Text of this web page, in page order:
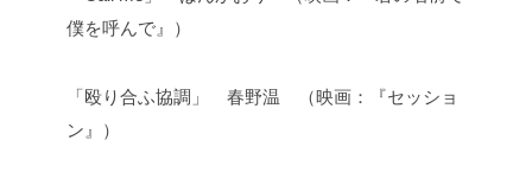
僕を呼んで』）
「殴り合ふ協調」 春野温 （映画：『セッショ
ン』）